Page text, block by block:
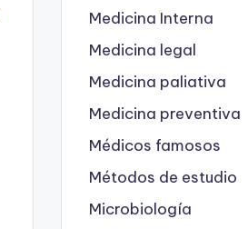
Medicina Interna
Medicina legal
Medicina paliativa
Medicina preventiva
Médicos famosos
Métodos de estudio
Microbiología